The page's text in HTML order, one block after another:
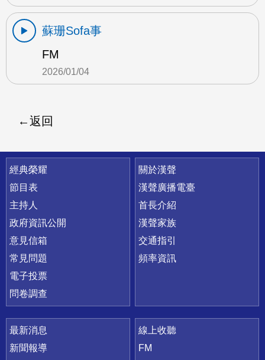
蘇珊Sofa事
FM
2026/01/04
返回
快速連結
經典榮耀
節目表
主持人
政府資訊公開
意見信箱
常見問題
電子投票
問卷調查
關於漢聲
漢聲廣播電臺
首長介紹
漢聲家族
交通指引
頻率資訊
最新消息
新聞報導
線上收聽
FM